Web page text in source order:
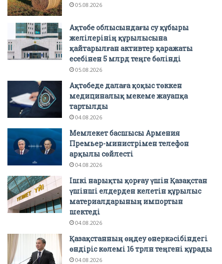
05.08.2026
Ақтөбе облысындағы су құбыры
желілерінің құрылысына
қайтарылған активтер қаражаты
есебінен 5 млрд теңге бөлінді
05.08.2026
Ақтөбеде далаға қоқыс төккен
медициналық мекеме жауапқа
тартылды
04.08.2026
Мемлекет басшысы Армения
Премьер-министрімен телефон
арқылы сөйлесті
04.08.2026
Ішкі нарықты қорғау үшін Қазақстан
үшінші елдерден келетін құрылыс
материалдарының импортын
шектеді
04.08.2026
Қазақстанның өңдеу өнеркәсібіндегі
өндіріс көлемі 16 трлн теңгені құрады
04.08.2026